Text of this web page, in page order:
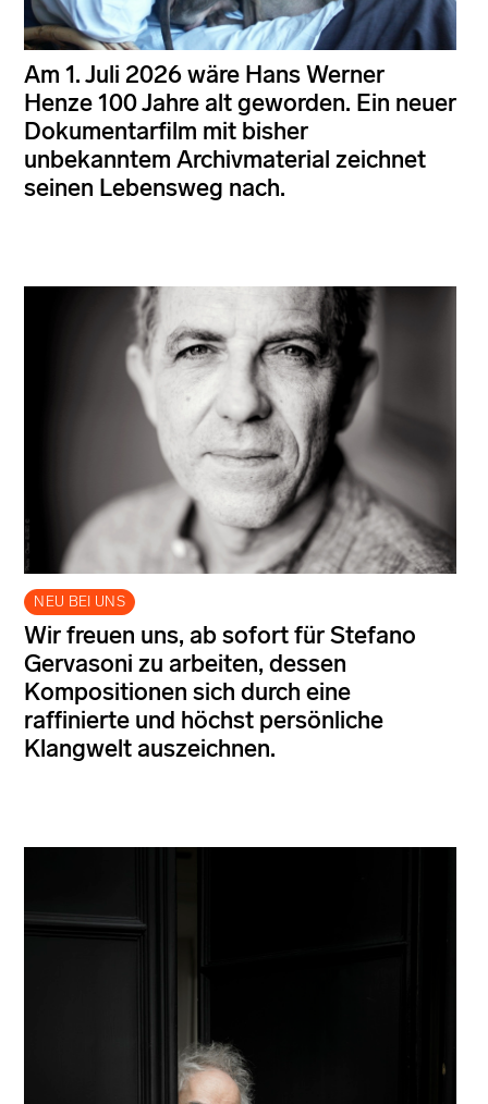
Am 1. Juli 2026 wäre Hans Werner
Henze 100 Jahre alt geworden. Ein neuer
Dokumentarfilm mit bisher
unbekanntem Archivmaterial zeichnet
seinen Lebensweg nach.
NEU BEI UNS
Wir freuen uns, ab sofort für Stefano
Gervasoni zu arbeiten, dessen
Kompositionen sich durch eine
raffinierte und höchst persönliche
Klangwelt auszeichnen.